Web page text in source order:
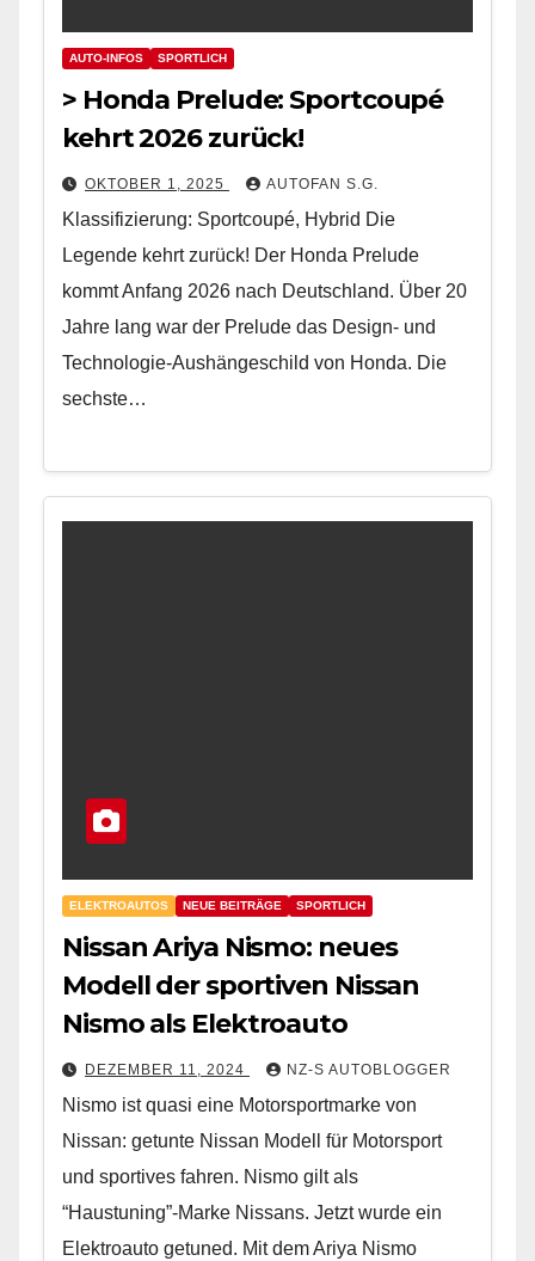
AUTO-INFOS SPORTLICH
> Honda Prelude: Sportcoupé
kehrt 2026 zurück!
OKTOBER 1, 2025 AUTOFAN S.G.
Klassifizierung: Sportcoupé, Hybrid Die
Legende kehrt zurück! Der Honda Prelude
kommt Anfang 2026 nach Deutschland. Über 20
Jahre lang war der Prelude das Design- und
Technologie-Aushängeschild von Honda. Die
sechste…
ELEKTROAUTOS NEUE BEITRÄGE SPORTLICH
Nissan Ariya Nismo: neues
Modell der sportiven Nissan
Nismo als Elektroauto
DEZEMBER 11, 2024 NZ-S AUTOBLOGGER
Nismo ist quasi eine Motorsportmarke von
Nissan: getunte Nissan Modell für Motorsport
und sportives fahren. Nismo gilt als
“Haustuning”-Marke Nissans. Jetzt wurde ein
Elektroauto getuned. Mit dem Ariya Nismo